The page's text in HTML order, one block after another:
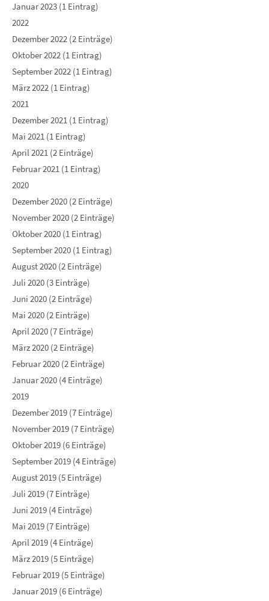
Januar 2023 (1 Eintrag)
2022
Dezember 2022 (2 Einträge)
Oktober 2022 (1 Eintrag)
September 2022 (1 Eintrag)
März 2022 (1 Eintrag)
2021
Dezember 2021 (1 Eintrag)
Mai 2021 (1 Eintrag)
April 2021 (2 Einträge)
Februar 2021 (1 Eintrag)
2020
Dezember 2020 (2 Einträge)
November 2020 (2 Einträge)
Oktober 2020 (1 Eintrag)
September 2020 (1 Eintrag)
August 2020 (2 Einträge)
Juli 2020 (3 Einträge)
Juni 2020 (2 Einträge)
Mai 2020 (2 Einträge)
April 2020 (7 Einträge)
März 2020 (2 Einträge)
Februar 2020 (2 Einträge)
Januar 2020 (4 Einträge)
2019
Dezember 2019 (7 Einträge)
November 2019 (7 Einträge)
Oktober 2019 (6 Einträge)
September 2019 (4 Einträge)
August 2019 (5 Einträge)
Juli 2019 (7 Einträge)
Juni 2019 (4 Einträge)
Mai 2019 (7 Einträge)
April 2019 (4 Einträge)
März 2019 (5 Einträge)
Februar 2019 (5 Einträge)
Januar 2019 (6 Einträge)